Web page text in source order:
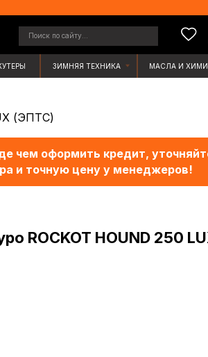
Сумма заказа:
(ЭПТС)
чем оформить кредит,
и точную цену у менеджеров!
ROCKOT HOUND 250